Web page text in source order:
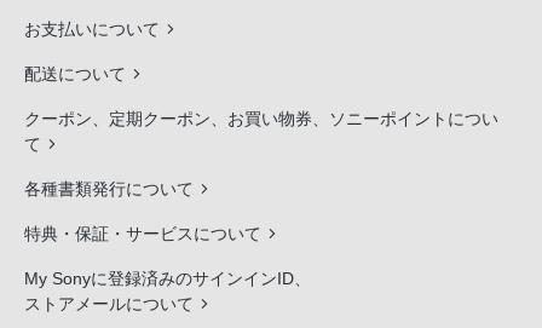
お支払いについて
配送について
クーポン、定期クーポン、お買い物券、ソニーポイントについ
て
各種書類発行について
特典・保証・サービスについて
My Sonyに登録済みのサインインID、
ストアメールについて